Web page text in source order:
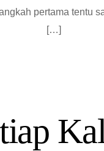
pertama tentu
[…]